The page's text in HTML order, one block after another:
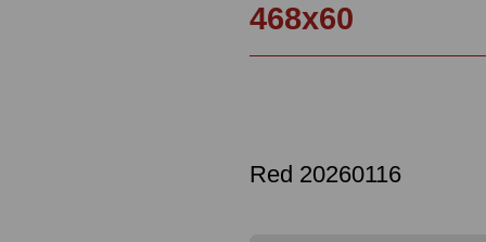
Red 20260116